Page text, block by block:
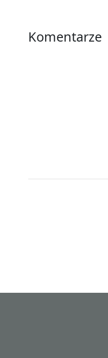
Komentarze